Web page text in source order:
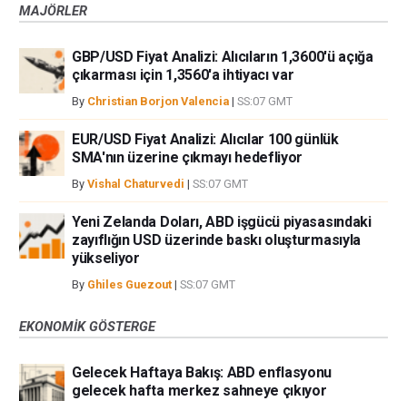
MAJÖRLER
GBP/USD Fiyat Analizi: Alıcıların 1,3600'ü açığa
çıkarması için 1,3560'a ihtiyacı var
By Christian Borjon Valencia | SS:07 GMT
EUR/USD Fiyat Analizi: Alıcılar 100 günlük
SMA'nın üzerine çıkmayı hedefliyor
By Vishal Chaturvedi | SS:07 GMT
Yeni Zelanda Doları, ABD işgücü piyasasındaki
zayıflığın USD üzerinde baskı oluşturmasıyla
yükseliyor
By Ghiles Guezout | SS:07 GMT
EKONOMIK GÖSTERGE
Gelecek Haftaya Bakış: ABD enflasyonu
gelecek hafta merkez sahneye çıkıyor